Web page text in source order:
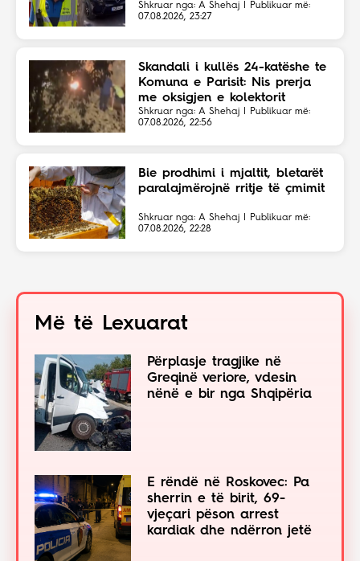
Shkruar nga: A Shehaj | Publikuar më:
07.08.2026, 23:27
Skandali i kullës 24-katëshe te
Komuna e Parisit: Nis prerja
me oksigjen e kolektorit
magjistral në fshehtësi
Shkruar nga: A Shehaj | Publikuar më:
07.08.2026, 22:56
Bie prodhimi i mjaltit, bletarët
paralajmërojnë rritje të çmimit
Shkruar nga: A Shehaj | Publikuar më:
07.08.2026, 22:28
Më të Lexuarat
Përplasje tragjike në
Greqinë veriore, vdesin
nënë e bir nga Shqipëria
E rëndë në Roskovec: Pa
sherrin e të birit, 69-
vjeçari pëson arrest
kardiak dhe ndërron jetë